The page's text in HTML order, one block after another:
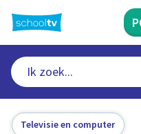
naar
hoofdinhoud
Televisie en computer